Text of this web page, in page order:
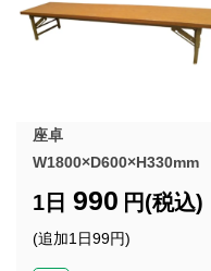
座卓
W1800×D600×H330mm
1日 990 円(税込)
(追加1日99円)